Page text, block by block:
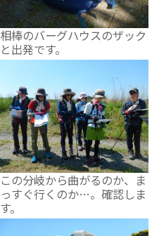
相棒のバーグハウスのザック
と出発です。
この分岐から曲がるのか、ま
っすぐ行くのか…。確認しま
す。